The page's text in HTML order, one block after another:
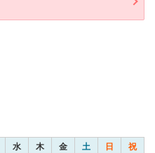
水 木 金 土 日 祝